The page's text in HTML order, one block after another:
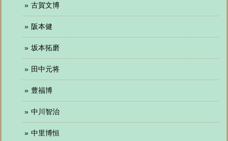
古賀文博
阪本健
坂本拓磨
田中元将
豊福博
中川智治
中里博恒